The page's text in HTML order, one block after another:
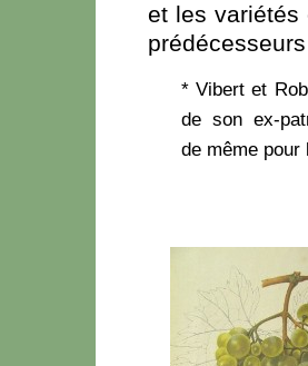
et les variétés
* Vibert et
de son ex-
de même